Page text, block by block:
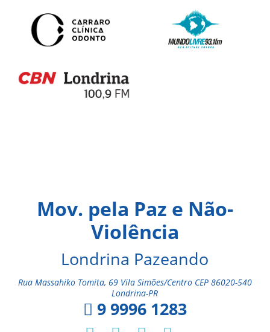
Mov. pela Paz e Não-
Violência
Londrina Pazeando
Rua Massahiko Tomita, 69 Vila Simões/Centro CEP 86020-540
Londrina-PR
9 9996 1283